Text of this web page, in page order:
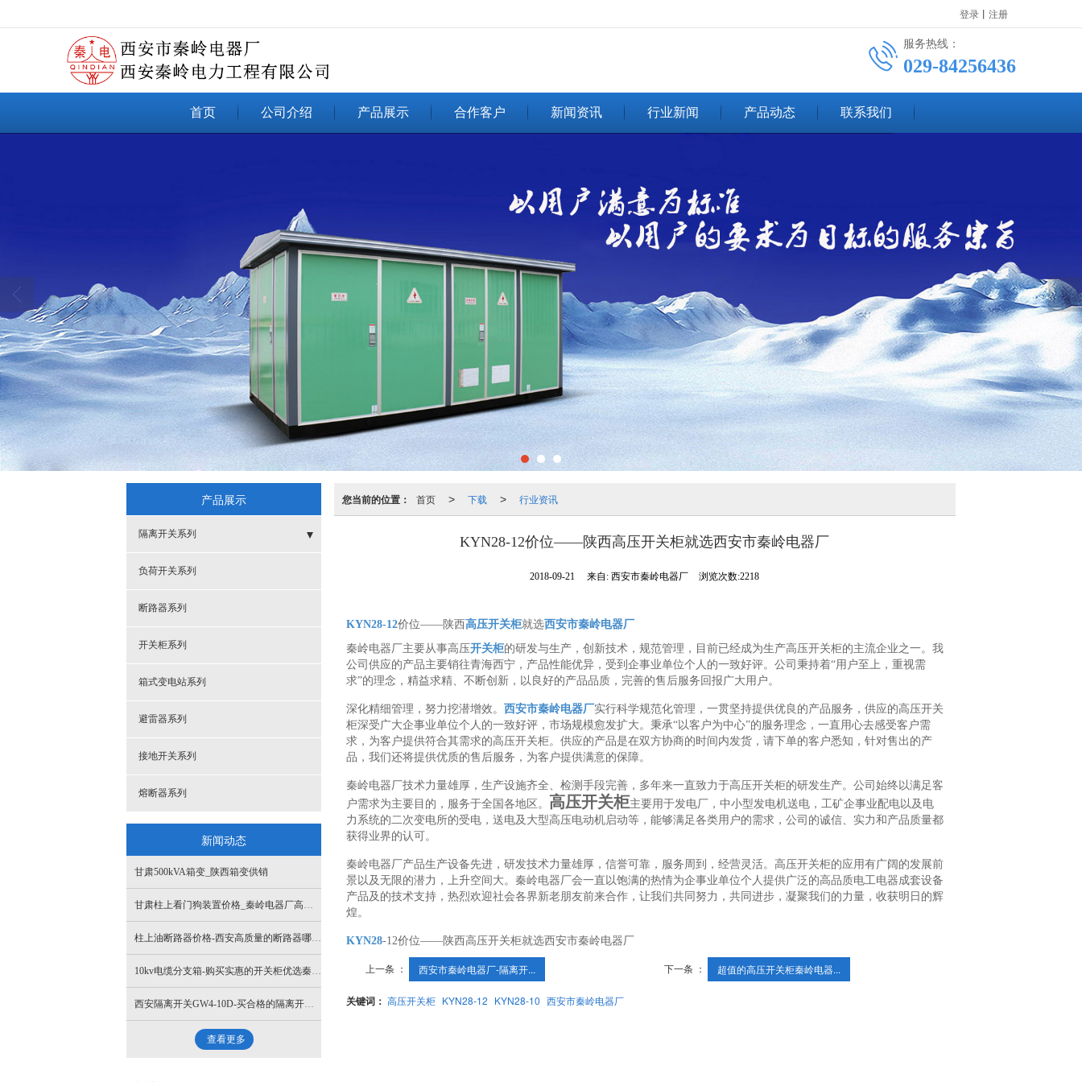
登录 丨 注册
服务热线：
029-84256436
首页 公司介绍 产品展示 合作客户 新闻资讯 行业新闻 产品动态 联系我们
您当前的位置： 首页 > 下载 > 行业资讯
KYN28-12价位——陕西高压开关柜就选西安市秦岭电器厂
2018-09-21 来自:西安市秦岭电器厂 浏览次数:2218
KYN28-12价位——陕西高压开关柜就选西安市秦岭电器厂
秦岭电器厂主要从事高压开关柜的研发与生产，创新技术，规范管理，目前已经成为生产高压开关柜的主流企业之一。我
公司供应的产品主要销往青海西宁，产品性能优异，受到企事业单位个人的一致好评。公司秉持着“用户至上，重视需
求”的理念，精益求精、不断创新，以良好的产品品质，完善的售后服务回报广大用户。
深化精细管理，努力挖潜增效。 西安市秦岭电器厂实行科学规范化管理，一贯坚持提供优良的产品服务，供应的高压开关
柜深受广大企事业单位个人的一致好评，市场规模愈发扩大。秉承“以客户为中心”的服务理念，一直用心去感受客户需
求，为客户提供符合其需求的高压开关柜。供应的产品是在双方协商的时间内发货，请下单的客户悉知，针对售出的产
品，我们还将提供优质的售后服务，为客户提供满意的保障。
秦岭电器厂技术力量雄厚，生产设施齐全、检测手段完善，多年来一直致力于高压开关柜的研发生产。公司始终以满足客
户需求为主要目的，服务于全国各地区。 高压开关柜主要用于发电厂，中小型发电机送电，工矿企事业配电以及电
力系统的二次变电所的受电，送电及大型高压电动机启动等，能够满足各类用户的需求，公司的诚信、实力和产品质量都
获得业界的认可。
秦岭电器厂产品生产设备先进，研发技术力量雄厚，信誉可靠，服务周到，经营灵活。高压开关柜的应用有广阔的发展前
景以及无限的潜力，上升空间大。秦岭电器厂会一直以饱满的热情为企事业单位个人提供广泛的高品质电工电器成套设备
产品及的技术支持，热烈欢迎社会各界新老朋友前来合作，让我们共同努力，共同进步，凝聚我们的力量，收获明日的辉
煌。
KYN28-12价位——陕西高压开关柜就选西安市秦岭电器厂
上一条 ： 西安市秦岭电器厂-隔离开... 下一条 ： 超值的高压开关柜秦岭电器...
关键词： 高压开关柜 KYN28-12 KYN28-10 西安市秦岭电器厂
产品展示
隔离开关系列
- 户外
- 户内
负荷开关系列
断路器系列
开关柜系列
箱式变电站系列
避雷器系列
接地开关系列
熔断器系列
新闻动态
甘肃500kVA箱变_陕西箱变供销
甘肃柱上看门狗装置价格_秦岭电器厂高质量的负荷开关_你的理想选择
柱上油断路器价格-西安高质量的断路器哪里买
10kv电缆分支箱-购买实惠的开关柜优选秦岭电器厂
西安隔离开关GW4-10D-买合格的隔离开关-就选秦岭电器厂
查看更多